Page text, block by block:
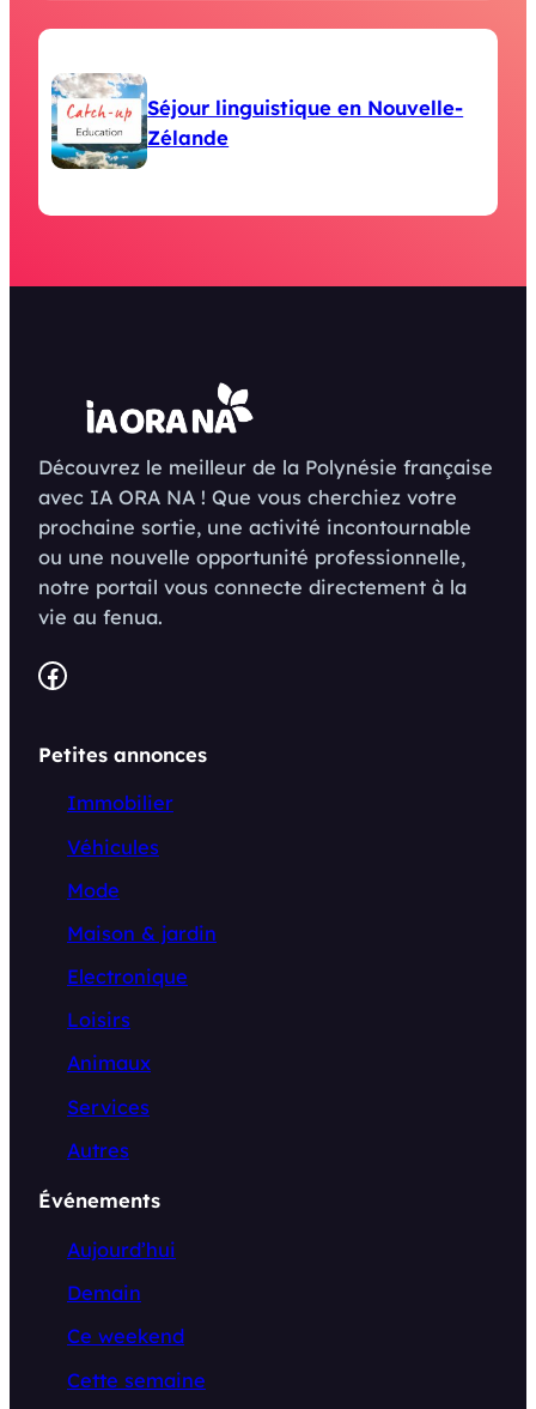
Séjour linguistique en Nouvelle-
Zélande
Découvrez le meilleur de la Polynésie française
avec IA ORA NA ! Que vous cherchiez votre
prochaine sortie, une activité incontournable
ou une nouvelle opportunité professionnelle,
notre portail vous connecte directement à la
vie au fenua.
Facebook
Petites annonces
Immobilier
Véhicules
Mode
Maison & jardin
Electronique
Loisirs
Animaux
Services
Autres
Événements
Aujourd’hui
Demain
Ce weekend
Cette semaine